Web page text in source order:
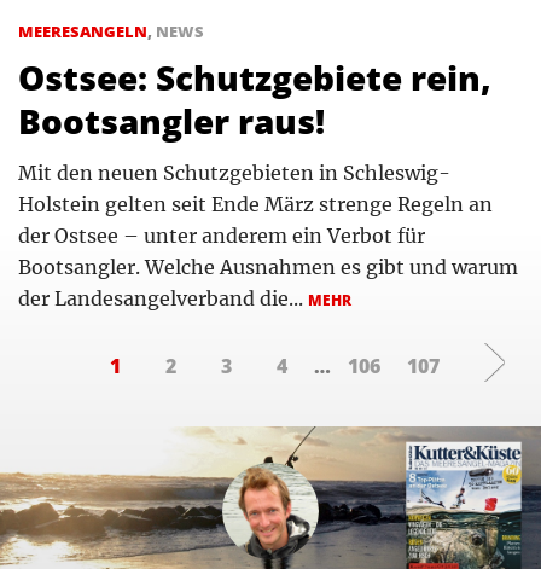
MEERESANGELN, NEWS
Ostsee: Schutzgebiete rein,
Bootsangler raus!
Mit den neuen Schutzgebieten in Schleswig-
Holstein gelten seit Ende März strenge Regeln an
der Ostsee – unter anderem ein Verbot für
Bootsangler. Welche Ausnahmen es gibt und warum
der Landesangelverband die... MEHR
1 2 3 4 … 106 107